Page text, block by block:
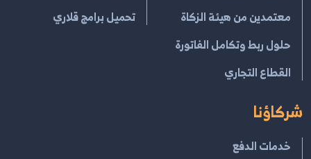
معتمدين من هيئة الزكاة
حلول ربط وتكامل الفاتورة
القطاع التجاري
تحميل برامج قلاري
شركاؤنا
خدمات الدفع